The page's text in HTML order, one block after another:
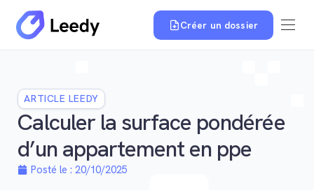
Créer un dossier
ARTICLE LEEDY
Calculer la surface pondérée
d’un appartement en ppe
Posté le : 20/10/2025